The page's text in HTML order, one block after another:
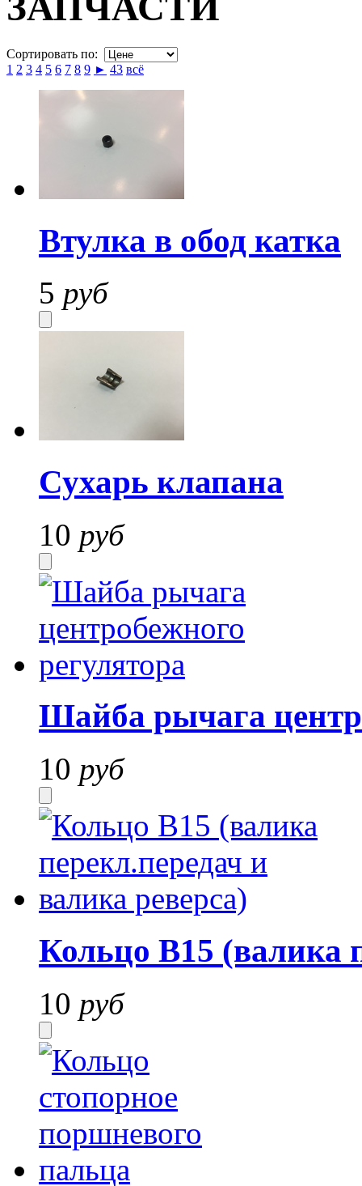
Сортировать по:
1 2 3 4 5 6 7 8 9 ► 43 всё
Втулка в обод катка
5 руб
Сухарь клапана
10 руб
Шайба рычага
10 руб
Кольцо В15 (валика
10 руб